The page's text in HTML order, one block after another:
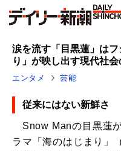
涙を流す「目黒蓮」は
り」が映し出す現代社会
エンタメ 芸能
従来にはない新鮮さ
Snow Manの目黒蓮
ラマ「海のはじまり」